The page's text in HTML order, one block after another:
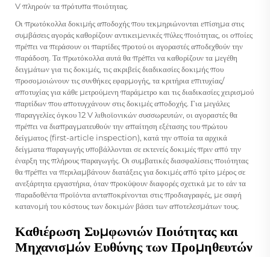
V πληρούν τα πρότυπα ποιότητας.
Οι πρωτόκολλα δοκιμής αποδοχής που τεκμηριώνονται επίσημα στις
συμβάσεις αγοράς καθορίζουν αντικειμενικές πύλες ποιότητας, οι οποίες
πρέπει να περάσουν οι παρτίδες προτού οι αγοραστές αποδεχθούν την
παράδοση. Τα πρωτόκολλα αυτά θα πρέπει να καθορίζουν τα μεγέθη
δειγμάτων για τις δοκιμές, τις ακριβείς διαδικασίες δοκιμής που
προσομοιώνουν τις συνθήκες εφαρμογής, τα κριτήρια επιτυχίας/
αποτυχίας για κάθε μετρούμενη παράμετρο και τις διαδικασίες χειρισμού
παρτίδων που αποτυγχάνουν στις δοκιμές αποδοχής. Για μεγάλες
παραγγελίες όγκου 12 V λιθιοϊονικών συσσωρευτών, οι αγοραστές θα
πρέπει να διαπραγματευθούν την απαίτηση εξέτασης του πρώτου
δείγματος (first-article inspection), κατά την οποία τα αρχικά
δείγματα παραγωγής υποβάλλονται σε εκτενείς δοκιμές πριν από την
έναρξη της πλήρους παραγωγής. Οι συμβατικές διασφαλίσεις ποιότητας
θα πρέπει να περιλαμβάνουν διατάξεις για δοκιμές από τρίτο μέρος σε
ανεξάρτητα εργαστήρια, όταν προκύψουν διαφορές σχετικά με το εάν τα
παραδοθέντα προϊόντα ανταποκρίνονται στις προδιαγραφές, με σαφή
κατανομή του κόστους των δοκιμών βάσει των αποτελεσμάτων τους.
Καθιέρωση Συμφωνιών Ποιότητας και
Μηχανισμών Ευθύνης των Προμηθευτών